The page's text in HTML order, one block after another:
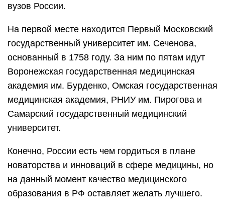
вузов России.
На первой месте находится Первый Московский
государственный университет им. Сеченова,
основанный в 1758 году. За ним по пятам идут
Воронежская государственная медицинская
академия им. Бурденко, Омская государственная
медицинская академия, РНИУ им. Пирогова и
Самарский государственный медицинский
университет.
Конечно, России есть чем гордиться в плане
новаторства и инноваций в сфере медицины, но
на данный момент качество медицинского
образования в РФ оставляет желать лучшего.